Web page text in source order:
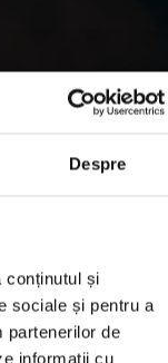
Despre
conținutul și
sociale și pentru a
partenerilor de
informații cu